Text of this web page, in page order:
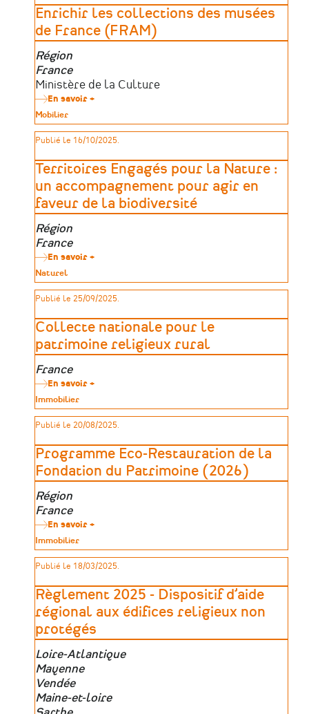
sur
les
bâtiments
des
(hors
monuments
Enrichir les collections des musées
de France (FRAM)
Zone
géographique
Région
France
Porteurs
d’aides
Ministère de la Culture
En savoir +
collections
des
de
France
(FRAM)
Type
de
patrimoine
Mobilier
Publié le 16/10/2025.
Territoires Engagés pour la Nature :
un accompagnement pour agir en
faveur de la biodiversité
Zone
géographique
Région
France
En savoir +
pour
la
:
un
accompagnement
pour
Type
de
patrimoine
Naturel
Publié le 25/09/2025.
Collecte nationale pour le
patrimoine religieux rural
Zone
géographique
France
En savoir +
pour
le
religieux
rural
Type
de
patrimoine
Immobilier
Publié le 20/08/2025.
Programme Eco-Restauration de la
Fondation du Patrimoine (2026)
Zone
géographique
Région
France
En savoir +
Restauration
de
Fondation
du
Patrimoine
(2026)
Type
de
patrimoine
Immobilier
Publié le 18/03/2025.
Règlement 2025 - Dispositif d’aide
régional aux édifices religieux non
protégés
Zone
géographique
Loire-Atlantique
Mayenne
Vendée
Maine-et-loire